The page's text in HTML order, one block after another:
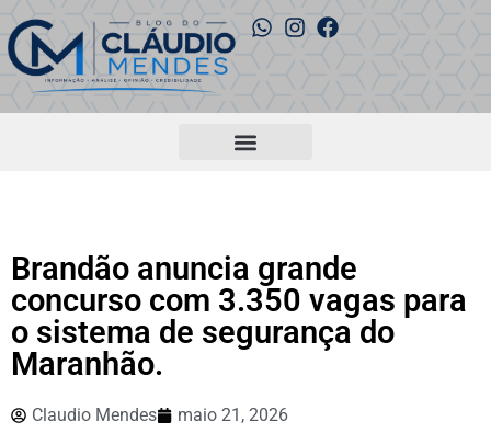
Brandão anuncia grande
concurso com 3.350 vagas para
o sistema de segurança do
Maranhão.
Claudio Mendes maio 21, 2026